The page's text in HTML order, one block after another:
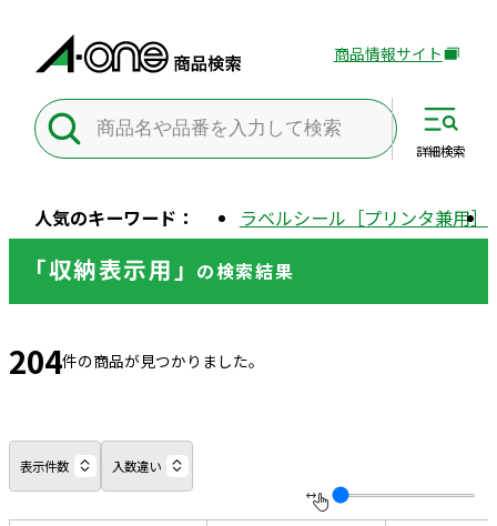
外
サ
別
ン
す
商品情報サイト
人気のキーワード： ラベルシール［プリンタ兼用］
詳細検索
「収納表示用」 の検索結果
204件の商品が見つかりました。
表示件数 入数違い